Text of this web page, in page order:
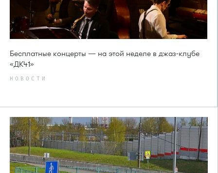
Бесплатные концерты — на этой неделе в джаз-клубе
«ДК41»
НОВОСТИ